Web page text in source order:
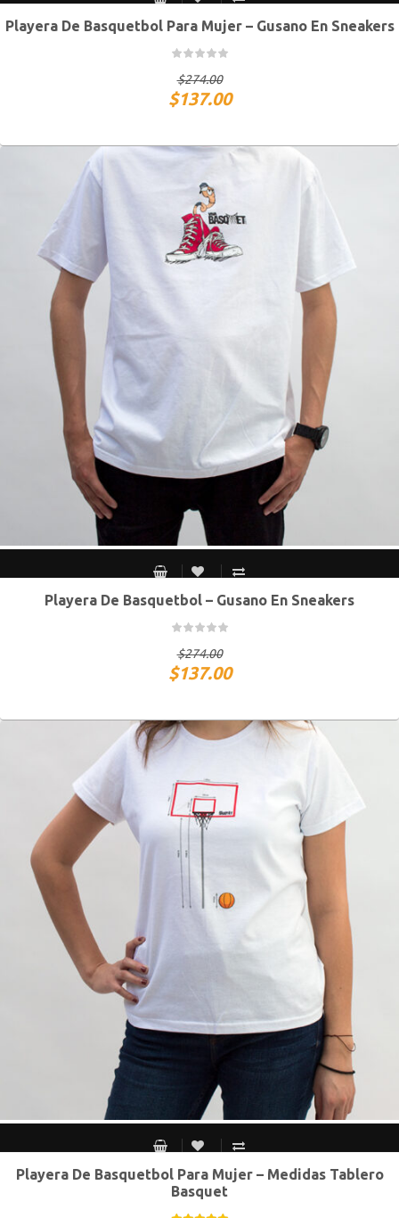
CH M G XG
Playera De Basquetbol Para Mujer – Gusano En Sneakers
$274.00
$137.00
CH M G XG
Playera De Basquetbol – Gusano En Sneakers
$274.00
$137.00
CH M G XG
Playera De Basquetbol Para Mujer – Medidas Tablero
Basquet